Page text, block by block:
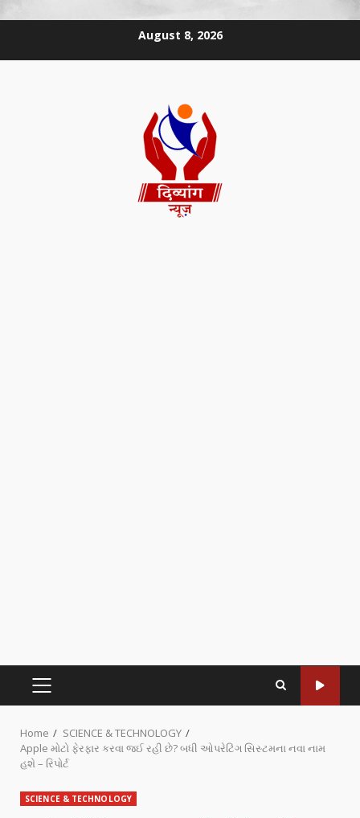
August 8, 2026
Home
SCIENCE & TECHNOLOGY
Apple મોટો ફેરફાર કરવા જઈ રહી છે? બધી ઓપરેટિંગ સિસ્ટમના નવા નામ
હશે – રિપોર્ટ
SCIENCE & TECHNOLOGY